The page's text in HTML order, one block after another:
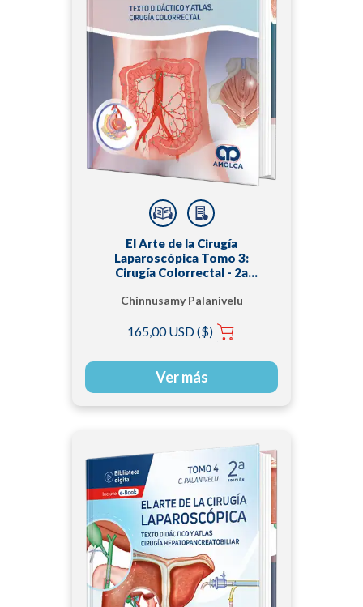
El Arte de la Cirugía
Laparoscópica Tomo 3:
Cirugía Colorrectal - 2a
Chinnusamy Palanivelu
165,00 USD ($)
Ver más